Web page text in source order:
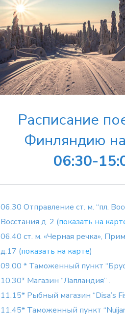
Расписание
Финляндию
06:30-
06.30 Отправление ст. м. “пл.
Восстания д. 2 (показать на
06.40 ст. м. «Черная речка»,
д.17 (показать на карте)
09.00 * Таможенный пункт
10.30* Магазин “Лапландия” .
11.15* Рыбный магазин “Disa’s
11.45* Таможенный пункт